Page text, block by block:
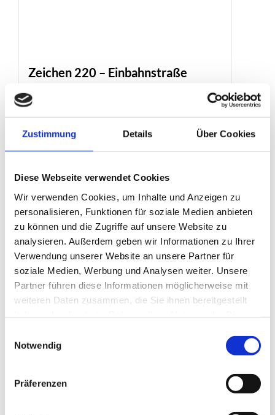
Zustimmung Details Über Cookies
Diese Webseite verwendet Cookies
Wir verwenden Cookies, um Inhalte und Anzeigen zu
personalisieren, Funktionen für soziale Medien anbieten
zu können und die Zugriffe auf unsere Website zu
analysieren. Außerdem geben wir Informationen zu Ihrer
Verwendung unserer Website an unsere Partner für
soziale Medien, Werbung und Analysen weiter. Unsere
Partner führen diese Informationen möglicherweise mit
weiteren Daten zusammen, die Sie ihnen bereitgestellt
Notwendig
Präferenzen
Zeichen 220 – Einbahnstraße
Produktdetails
gewähren